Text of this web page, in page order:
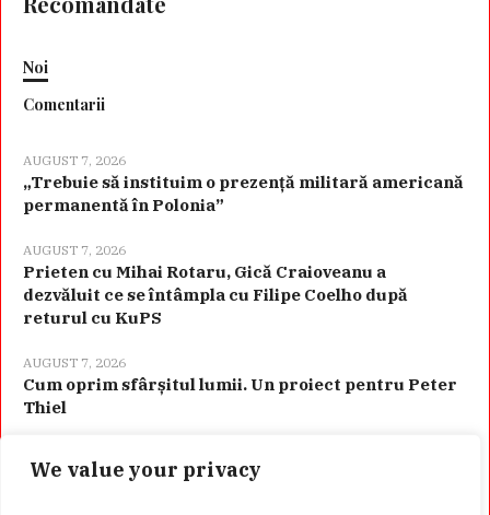
We value your privacy
Noi
Comentarii
AUGUST 7, 2026
„Trebuie să instituim o prezență militară americană
permanentă în Polonia”
AUGUST 7, 2026
Prieten cu Mihai Rotaru, Gică Craioveanu a
dezvăluit ce se întâmpla cu Filipe Coelho după
returul cu KuPS
AUGUST 7, 2026
Cum oprim sfârșitul lumii. Un proiect pentru Peter
Thiel
Categorii